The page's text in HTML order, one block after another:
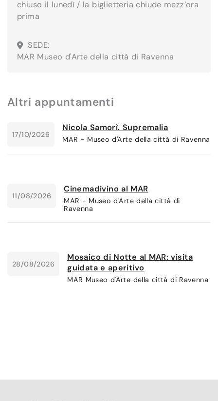
chiuso il lunedì / la biglietteria chiude mezz’ora
prima
SEDE:
MAR Museo d'Arte della città di Ravenna
Altri appuntamenti
17/10/2026
Nicola Samorì. Supremalia
MAR - Museo d'Arte della città di Ravenna
11/08/2026
Cinemadivino al MAR
MAR - Museo d'Arte della città di
Ravenna
28/08/2026
Mosaico di Notte al MAR: visita
guidata e aperitivo
MAR Museo d'Arte della città di Ravenna